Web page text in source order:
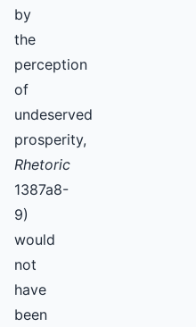
by
the
perception
of
undeserved
prosperity,
Rhetoric
1387a8-
9)
would
not
have
been